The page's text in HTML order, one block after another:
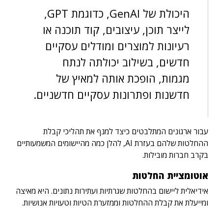
היכולת של GenAI, כדוגמת GPT,
לייצר תוכן, עיצובים, קוד תוכנה או
רעיונות למוצרים ומודלים עסקיים
חדשים, בשילוב יכולתה לנתח
מגמות, הופכת אותה למאיץ של
חדשנות ופתרונות עסקיים חדשניים.
עבור ארגונים המתלבטים כיצד למנף את תהליכי קבלת
ההחלטות שלהם בעזרת AI, להלן כמה מהיישומים המשמעותיים
בקרב חברות מובילות.
אוטומציית החלטות
אידיאלית ליישום בהחלטות שגרתיות ועתירות נתונים. היא מאיצה
ומייעלת את קבלת ההחלטות וממזערת הטיות וטעויות אנושיות.